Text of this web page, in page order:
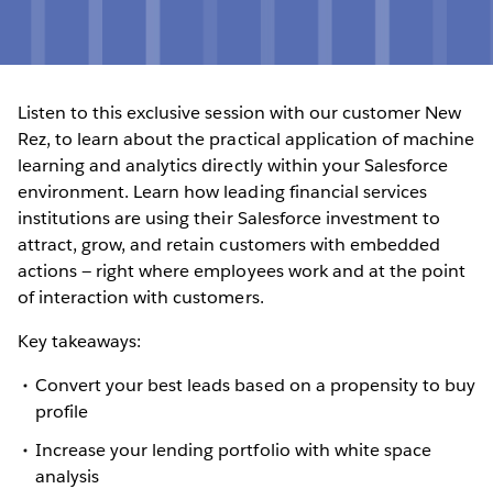
Listen to this exclusive session with our customer New
Rez, to learn about the practical application of machine
learning and analytics directly within your Salesforce
environment. Learn how leading financial services
institutions are using their Salesforce investment to
attract, grow, and retain customers with embedded
actions — right where employees work and at the point
of interaction with customers.
Key takeaways:
Convert your best leads based on a propensity to buy
profile
Increase your lending portfolio with white space
analysis